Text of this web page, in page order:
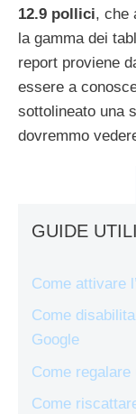
12.9 pollici, che
la gamma dei
report proviene
essere a
sottolineato una
dovremmo
GUIDE UTILI
Come attivare
Come
Google
Come regalare
Come